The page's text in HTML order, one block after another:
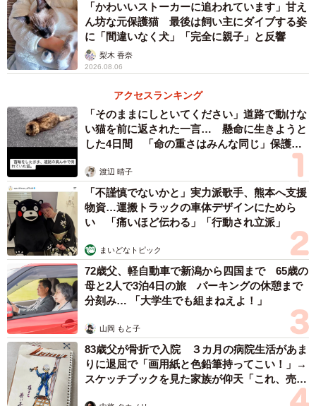
ーー「皮膚科医、このやりとり毎日です」とのコメントも
ありましたね。
りがちだと思います。紙カルテの病院だと結構ツライ。僕
ごときには難しい世界ですが、皮膚科の先生方にとっては
日常と知り、ちょい恥ずかしめです」
ーーとんでもない！ 自分が患者だと、つい言ってしまい
そうで…。薬の名前も覚えづらいので、こういう時にお薬
手帳、やはり大事ですね。
「今回の患者さんは『数年ぶり』と時期も曖昧だったう
え、（今の勤め先が）紙カルテの病院なのでお手上げでし
た。定期的に処方してる薬ならまだわかりますが。お薬手
帳の確認をしたところ『前出してもらったから分かるはず
だ！』とお叱りを受けました。手帳も処方日もないと難解
です」
「かわいいストーカーに追われています」甘え
ん坊な元保護猫 最後は飼い主にダイブする姿
に「間違いなく犬」「完全に親子」と反響
梨木 香奈
2026.08.06
アクセスランキング
「そのままにしといてください」道路で動けな
い猫を前に返された一言… 懸命に生きようと
した4日間 「命の重さはみんな同じ」保護団
渡辺 晴子
「不謹慎でないかと」実力派歌手、熊本へ支援
物資…運搬トラックの車体デザインにためら
い 「痛いほど伝わる」「行動され立派」
まいどなトピック
72歳父、軽自動車で新潟から四国まで 65歳の
母と2人で3泊4日の旅 パーキングの休憩まで
分刻み… 「大学生でも組まねえよ！」
山岡 もと子
83歳父が骨折で入院 ３カ月の病院生活があま
りに退屈で「画用紙と色鉛筆持ってこい！」→
スケッチブックを見た家族が仰天「これ、売れ